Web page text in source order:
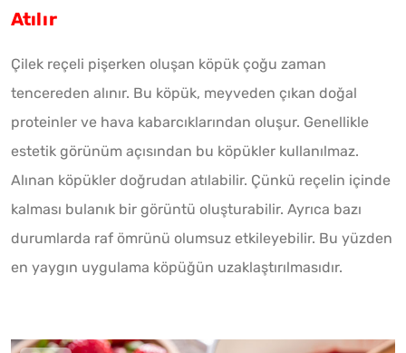
Atılır
Çilek reçeli pişerken oluşan köpük çoğu zaman
tencereden alınır. Bu köpük, meyveden çıkan doğal
proteinler ve hava kabarcıklarından oluşur. Genellikle
estetik görünüm açısından bu köpükler kullanılmaz.
Alınan köpükler doğrudan atılabilir. Çünkü reçelin içinde
kalması bulanık bir görüntü oluşturabilir. Ayrıca bazı
durumlarda raf ömrünü olumsuz etkileyebilir. Bu yüzden
en yaygın uygulama köpüğün uzaklaştırılmasıdır.